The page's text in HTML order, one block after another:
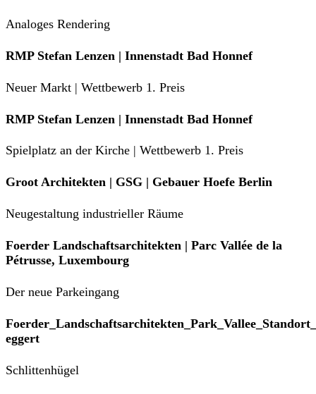
Analoges Rendering
RMP Stefan Lenzen | Innenstadt Bad Honnef
Neuer Markt | Wettbewerb 1. Preis
RMP Stefan Lenzen | Innenstadt Bad Honnef
Spielplatz an der Kirche | Wettbewerb 1. Preis
Groot Architekten | GSG | Gebauer Hoefe Berlin
Neugestaltung industrieller Räume
Foerder Landschaftsarchitekten | Parc Vallée de la
Pétrusse, Luxembourg
Der neue Parkeingang
eggert
Schlittenhügel